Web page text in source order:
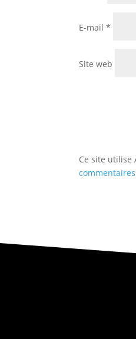
E-mail*
Site web
Ce site utilise